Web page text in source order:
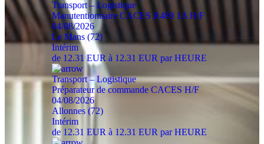
Transport – Logistique
Manutentionnaire CACES R489 1A H/F
04/08/2026
Le Mans (72)
Intérim
de 12.31 EUR à 12.31 EUR par HEURE
Transport – Logistique
Préparateur de commande CACES H/F
04/08/2026
Allonnes (72)
Intérim
de 12.31 EUR à 12.31 EUR par HEURE